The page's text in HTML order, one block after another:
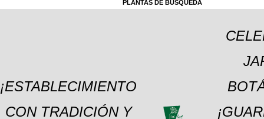
PLANTAS DE BÚSQUEDA
¡ESTABLECIMIENTO
CON TRADICIÓN Y